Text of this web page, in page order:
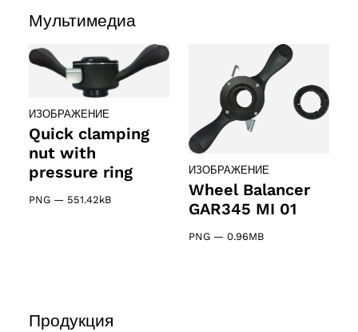
Мультимедиа
ИЗОБРАЖЕНИЕ
Quick clamping
nut with
pressure ring
PNG — 551.42kB
ИЗОБРАЖЕНИЕ
Wheel Balancer
GAR345 MI 01
PNG — 0.96MB
Продукция